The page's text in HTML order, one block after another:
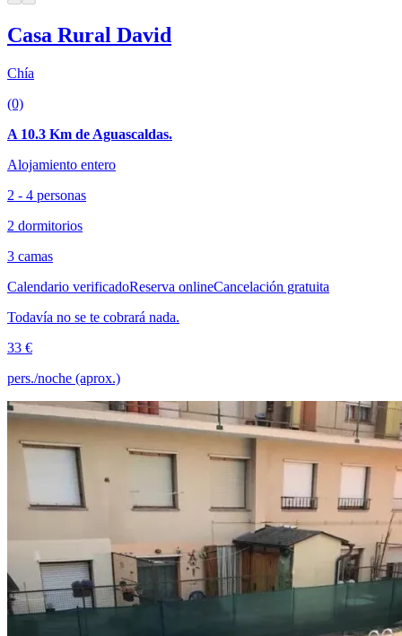
Casa Rural David
Chía
(0)
A 10.3 Km de Aguascaldas.
Alojamiento entero
2 - 4 personas
2 dormitorios
3 camas
Calendario verificadoReserva onlineCancelación gratuita
Todavía no se te cobrará nada.
33 €
pers./noche (aprox.)